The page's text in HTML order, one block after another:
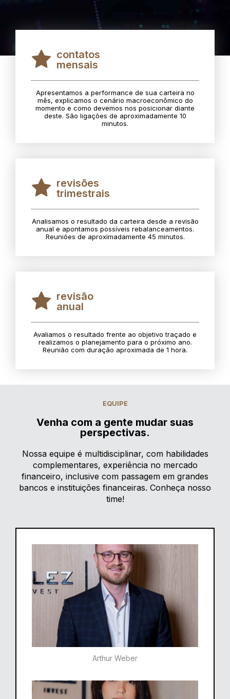
contatos
mensais
Apresentamos a performance de sua carteira no
mês, explicamos o cenário macroeconômico do
momento e como devemos nos posicionar diante
deste. São ligações de aproximadamente 10
minutos.
revisões
trimestrais
Analisamos o resultado da carteira desde a revisão
anual e apontamos possíveis rebalanceamentos.
Reuniões de aproximadamente 45 minutos.
revisão
anual
Avaliamos o resultado frente ao objetivo traçado e
realizamos o planejamento para o próximo ano.
Reunião com duração aproximada de 1 hora.
EQUIPE
Venha com a gente mudar suas
perspectivas.
Nossa equipe é multidisciplinar, com habilidades
complementares, experiência no mercado
financeiro, inclusive com passagem em grandes
bancos e instituições financeiras. Conheça nosso
time!
Arthur Weber